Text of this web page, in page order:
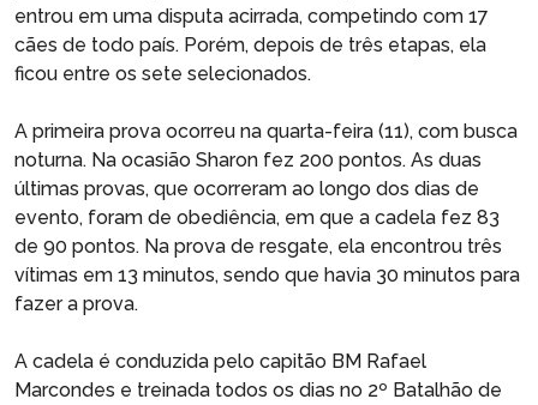
entrou em uma disputa acirrada, competindo com 17
cães de todo país. Porém, depois de três etapas, ela
ficou entre os sete selecionados.
A primeira prova ocorreu na quarta-feira (11), com busca
noturna. Na ocasião Sharon fez 200 pontos. As duas
últimas provas, que ocorreram ao longo dos dias de
evento, foram de obediência, em que a cadela fez 83
de 90 pontos. Na prova de resgate, ela encontrou três
vítimas em 13 minutos, sendo que havia 30 minutos para
fazer a prova.
A cadela é conduzida pelo capitão BM Rafael
Marcondes e treinada todos os dias no 2º Batalhão de